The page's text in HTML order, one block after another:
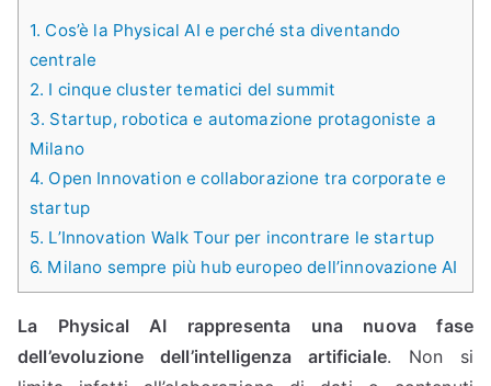
1. Cos’è la Physical AI e perché sta diventando
centrale
2. I cinque cluster tematici del summit
3. Startup, robotica e automazione protagoniste a
Milano
4. Open Innovation e collaborazione tra corporate e
startup
5. L’Innovation Walk Tour per incontrare le startup
6. Milano sempre più hub europeo dell’innovazione AI
La Physical AI rappresenta una nuova fase
dell’evoluzione dell’intelligenza artificiale. Non si